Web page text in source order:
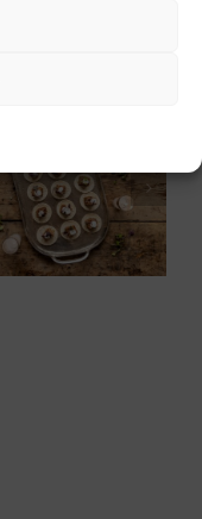
para bodas:
Alternativas a
la tarta nupcial